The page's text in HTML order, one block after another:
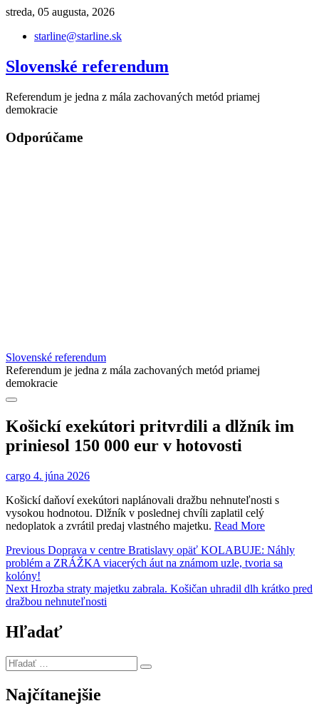
Skip
content
streda, 05 augusta, 2026
starline@starline.sk
Slovenské referendum
Referendum je jedna z mála zachovaných metód priamej
demokracie
Odporúčame
Slovenské referendum
Referendum je jedna z mála zachovaných metód priamej
demokracie
Košickí exekútori pritvrdili a dlžník im
priniesol 150 000 eur v hotovosti
cargo 4. júna 2026
Košickí daňoví exekútori naplánovali dražbu nehnuteľnosti s
vysokou hodnotou. Dlžník v poslednej chvíli zaplatil celý
nedoplatok a zvrátil predaj vlastného majetku. Read More
Navigácia
v
článku
Previous Previous
post:
Doprava v centre Bratislavy opäť KOLABUJE: Náhly
problém a ZRÁŽKA viacerých áut na známom uzle, tvoria sa
kolóny!
Next Next
post:
Hrozba straty majetku zabrala. Košičan uhradil dlh krátko pred
dražbou nehnuteľnosti
Hľadať
Hľadať
…
Najčítanejšie